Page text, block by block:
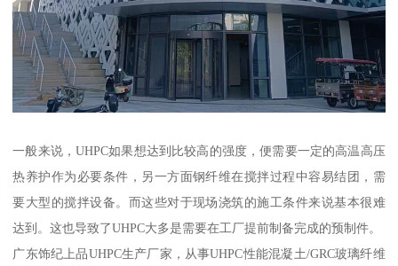
一般来说，UHPC如果想达到比较高的强度，便需要一定的高温高压
热养护作为必要条件，另一方面钢纤维在搅拌过程中容易结团，需
要大型的搅拌设备。而这些对于现场浇筑的施工条件来说基本很难
达到。这也导致了UHPC大多是需要在工厂提前制备完成的预制件。
广东饰纪上品UHPC生产厂家，从事UHPC性能混凝土/GRC玻璃纤维